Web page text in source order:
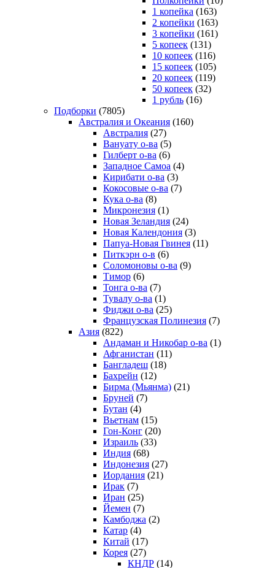
1 копейка (163)
2 копейки (163)
3 копейки (161)
5 копеек (131)
10 копеек (116)
15 копеек (105)
20 копеек (119)
50 копеек (32)
1 рубль (16)
Подборки (7805)
Австралия и Океания (160)
Австралия (27)
Вануату о-ва (5)
Гилберт о-ва (6)
Западное Самоа (4)
Кирибати о-ва (3)
Кокосовые о-ва (7)
Кука о-ва (8)
Микронезия (1)
Новая Зеландия (24)
Новая Календония (3)
Папуа-Новая Гвинея (11)
Питкэрн о-в (6)
Соломоновы о-ва (9)
Тимор (6)
Тонга о-ва (7)
Тувалу о-ва (1)
Фиджи о-ва (25)
Французская Полинезия (7)
Азия (822)
Андаман и Никобар о-ва (1)
Афганистан (11)
Бангладеш (18)
Бахрейн (12)
Бирма (Мьянма) (21)
Бруней (7)
Бутан (4)
Вьетнам (15)
Гон-Конг (20)
Израиль (33)
Индия (68)
Индонезия (27)
Иордания (21)
Ирак (7)
Иран (25)
Йемен (7)
Камбоджа (2)
Катар (4)
Китай (17)
Корея (27)
КНДР (14)